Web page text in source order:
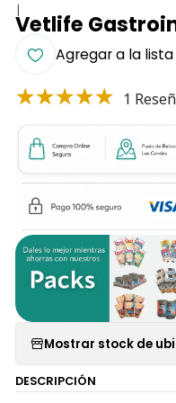
|
Vetlife
Agregar a la
1
Mostrar stock de
DESCRIPCIÓN